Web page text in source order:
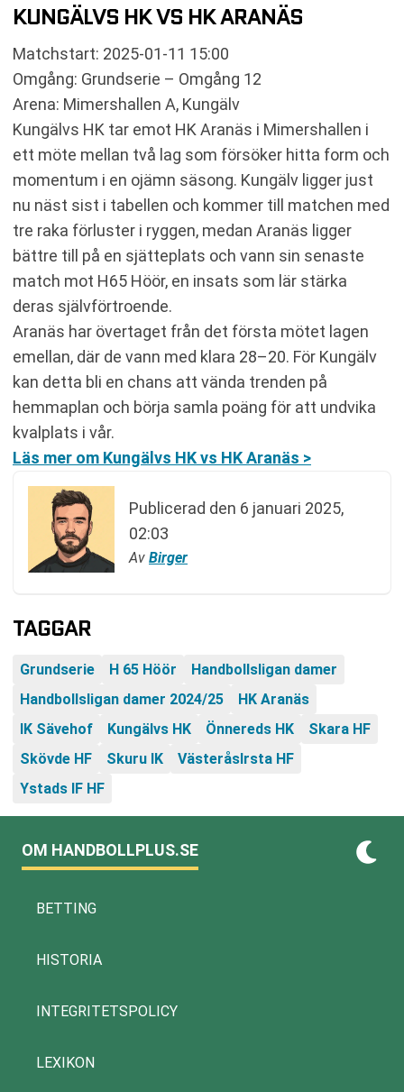
KUNGÄLVS HK VS HK ARANÄS
Matchstart: 2025-01-11 15:00
Omgång: Grundserie – Omgång 12
Arena: Mimershallen A, Kungälv
Kungälvs HK tar emot HK Aranäs i Mimershallen i
ett möte mellan två lag som försöker hitta form och
momentum i en ojämn säsong. Kungälv ligger just
nu näst sist i tabellen och kommer till matchen med
tre raka förluster i ryggen, medan Aranäs ligger
bättre till på en sjätteplats och vann sin senaste
match mot H65 Höör, en insats som lär stärka
deras självförtroende.
Aranäs har övertaget från det första mötet lagen
emellan, där de vann med klara 28–20. För Kungälv
kan detta bli en chans att vända trenden på
hemmaplan och börja samla poäng för att undvika
kvalplats i vår.
Läs mer om Kungälvs HK vs HK Aranäs >
Publicerad den 6 januari 2025,
02:03
Av Birger
TAGGAR
Grundserie H 65 Höör
Handbollsligan damer
Handbollsligan damer 2024/25
HK Aranäs
IK Sävehof
Kungälvs HK Önnereds HK
Skara HF
Skövde HF
Skuru IK
VästeråsIrsta HF
Ystads IF HF
OM HANDBOLLPLUS.SE
BETTING
HISTORIA
INTEGRITETSPOLICY
LEXIKON